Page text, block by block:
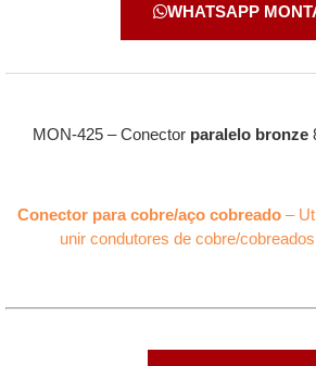
WHATSAPP
MON-425 – Conector paralelo bronze
Conector para cobre/aço cobreado–
unir condutores de cobre/